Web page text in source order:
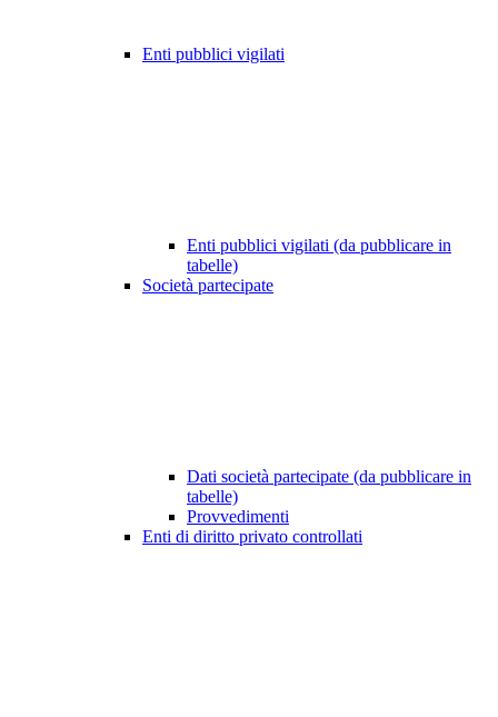
Enti pubblici vigilati
Enti pubblici vigilati (da pubblicare in
tabelle)
Società partecipate
Dati società partecipate (da pubblicare in
tabelle)
Provvedimenti
Enti di diritto privato controllati